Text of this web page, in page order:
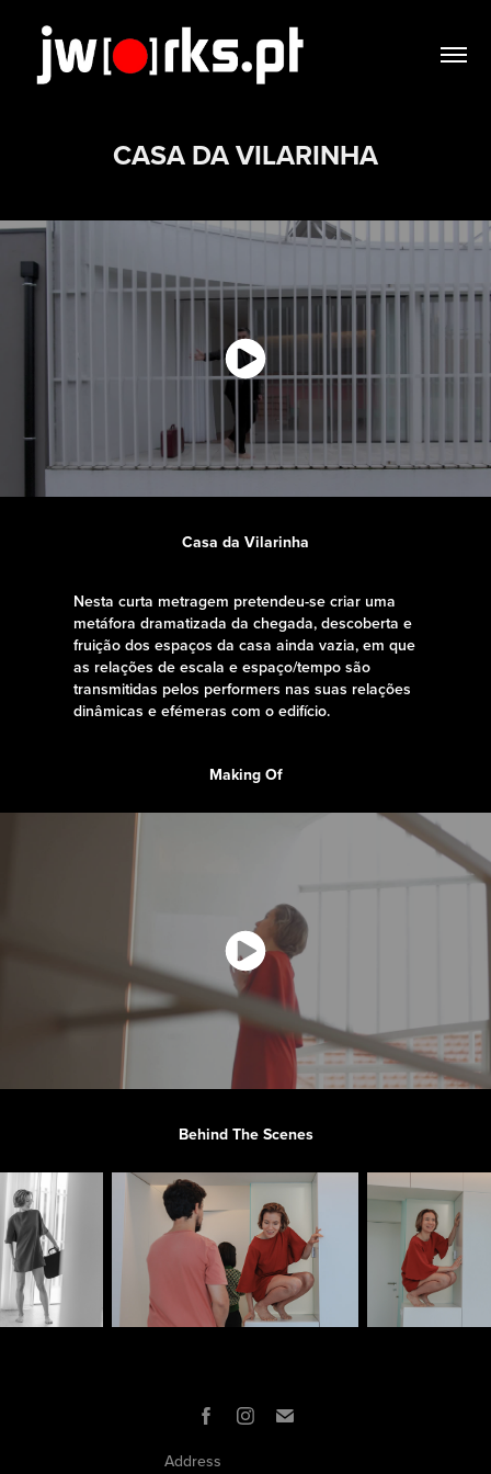
CASA DA VILARINHA
Casa da Vilarinha
Nesta curta metragem pretendeu-se criar uma
metáfora dramatizada dachegada, descoberta e
fruição dos espaços da casa ainda vazia,em que
as relações de escala e espaço/tempo são
transmitidas pelos performers nas suas relações
dinâmicas e efémeras com o edifício.
Making Of
Behind The Scenes
Address